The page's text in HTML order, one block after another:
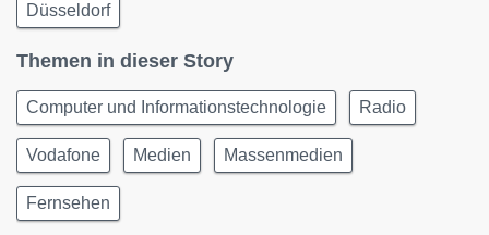
Düsseldorf
Themen in dieser Story
Computer und Informationstechnologie Radio
Vodafone Medien Massenmedien
Fernsehen